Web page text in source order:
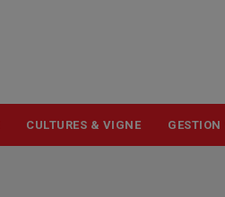
CULTURES & VIGNE GESTION